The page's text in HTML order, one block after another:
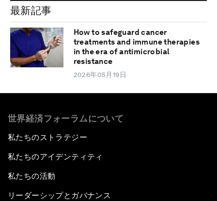
最新記事
How to safeguard cancer
treatments and immune therapies
in the era of antimicrobial
resistance
2026年05月19日
世界経済フォーラムについて
私たちのストラテジー
私たちのアイデンティティ
私たちの活動
リーダーシップとガバナンス